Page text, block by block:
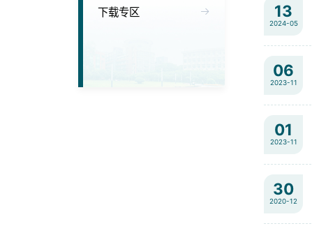
下载专区 13
2024-05
06
2023-11
01
2023-11
30
2020-12